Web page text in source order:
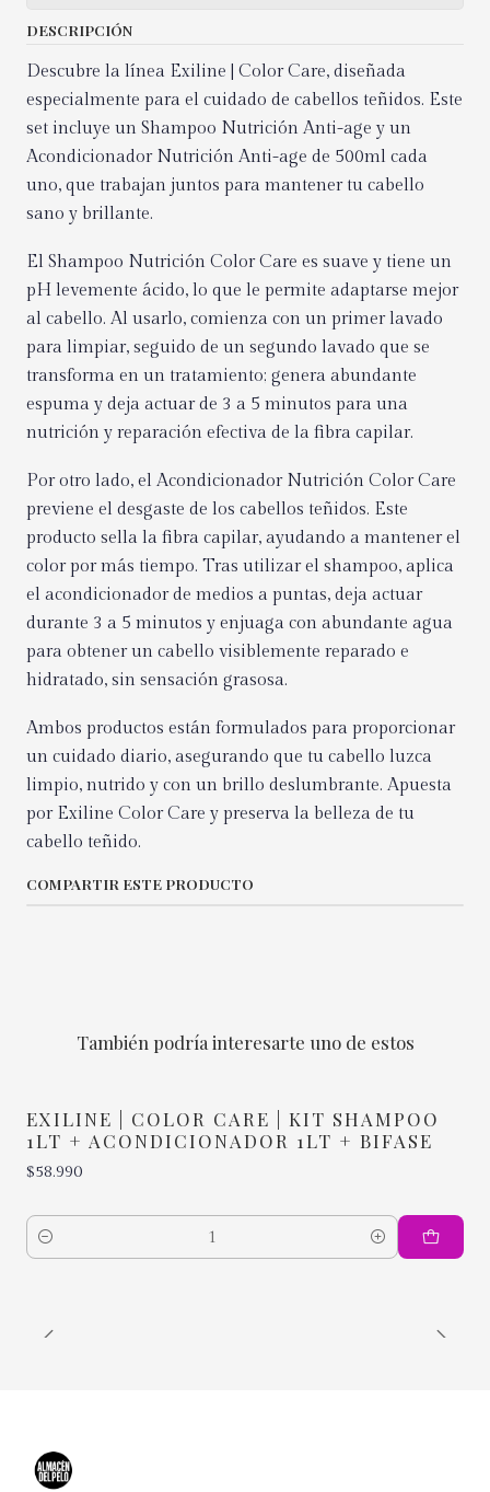
DESCRIPCIÓN
Descubre la línea Exiline | Color Care, diseñada
especialmente para el cuidado de cabellos teñidos. Este
set incluye un Shampoo Nutrición Anti-age y un
Acondicionador Nutrición Anti-age de 500ml cada
uno, que trabajan juntos para mantener tu cabello
sano y brillante.
El Shampoo Nutrición Color Care es suave y tiene un
pH levemente ácido, lo que le permite adaptarse mejor
al cabello. Al usarlo, comienza con un primer lavado
para limpiar, seguido de un segundo lavado que se
transforma en un tratamiento; genera abundante
espuma y deja actuar de 3 a 5 minutos para una
nutrición y reparación efectiva de la fibra capilar.
Por otro lado, el Acondicionador Nutrición Color Care
previene el desgaste de los cabellos teñidos. Este
producto sella la fibra capilar, ayudando a mantener el
color por más tiempo. Tras utilizar el shampoo, aplica
el acondicionador de medios a puntas, deja actuar
durante 3 a 5 minutos y enjuaga con abundante agua
para obtener un cabello visiblemente reparado e
hidratado, sin sensación grasosa.
Ambos productos están formulados para proporcionar
un cuidado diario, asegurando que tu cabello luzca
limpio, nutrido y con un brillo deslumbrante. Apuesta
por Exiline Color Care y preserva la belleza de tu
cabello teñido.
COMPARTIR ESTE PRODUCTO
También podría interesarte uno de estos
EXILINE | COLOR CARE | KIT SHAMPOO
1LT + ACONDICIONADOR 1LT + BIFASE
$58.990
Cantidad